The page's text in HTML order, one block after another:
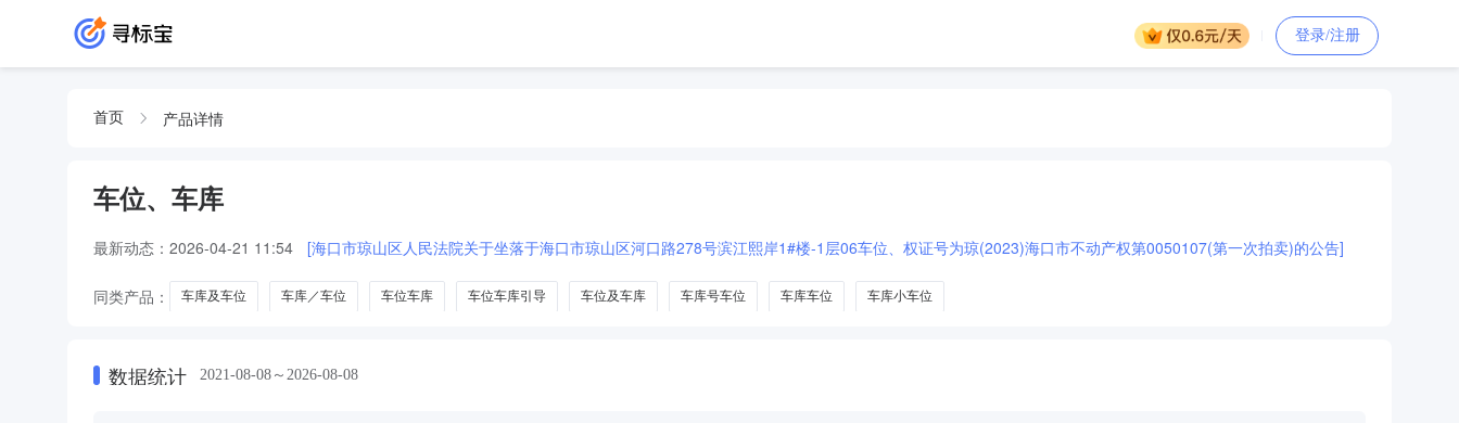
登录/注册
首页 产品详情
车位、车库
最新动态： 2026-04-21 11:54 [海口市琼山区人民法院关于坐落于海口市琼山区河口路278号滨江熙岸1#楼-1层06车位、权证号为琼(2023)海口市不动产权第0050107(第一次拍卖)的公告]
同类产品： 车库及车位 车库／车位 车位车库 车位车库引导 车位及车库 车库号车位 车库车位 车库小车位
数据统计 2021-08-08～2026-08-08